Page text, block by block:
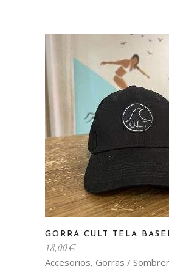
se
de
producto
Accesorios, Gorras /
GORRA CULT TELA
18,00€